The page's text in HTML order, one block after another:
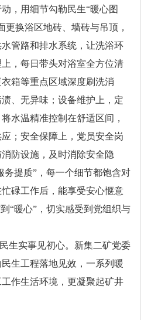
，用细节勾勒民生“暖心图
更换浴区地砖、墙砖与吊顶，
管路和排水系统，让洗浴环
，每日带头对浴室全方位清
箱等重点区域深度刷洗消
、无异味；设备维护上，定
水温精准控制在舒适区间，
；安全保障上，党员安全岗
防设施，及时消除安全隐
务提质”，每一个细节都饱含对
碌工作后，能享受安心惬意
“暖心”，切实感受到党组织与
生实事见初心。新集二矿党委
生工程落地见效，一系列暖
作生活环境，更凝聚起矿井